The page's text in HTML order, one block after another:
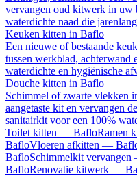
vervangen oud kitwerk in uw
waterdichte naad die
Keuken kitten in Baflo
Een nieuwe of bestaande
tussen werkblad, achterwand
waterdichte en hygiënische
Douche kitten in Baflo
Schimmel of zwarte vlekken
aangetaste kit en vervangen
sanitairkit voor een 100%
Toilet kitten — BafloRamen
BafloVloeren afkitten —
BafloSchimmelkit vervangen
BafloRenovatie kitwerk —